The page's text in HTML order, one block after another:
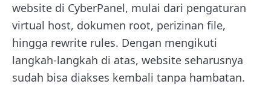
website di CyberPanel, mulai dari pengaturan
virtual host, dokumen root, perizinan file,
hingga rewrite rules. Dengan mengikuti
langkah-langkah di atas, website seharusnya
sudah bisa diakses kembali tanpa hambatan.